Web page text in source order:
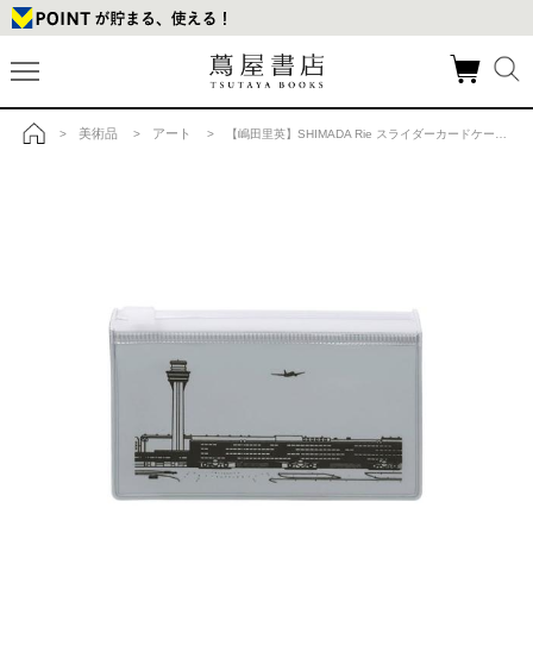
> 美術品 > アート > 【嶋田里英】SHIMADA Rie スライダーカードケース Bの商品詳細